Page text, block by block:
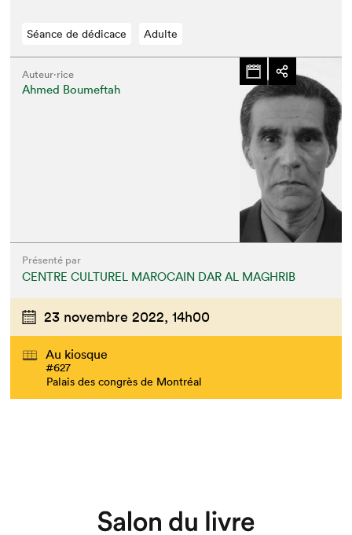
Séance de dédicace Adulte
Auteur·rice
Ahmed Boumeftah
Présenté par
CENTRE CULTUREL MAROCAIN DAR AL MAGHRIB
23 novembre 2022, 14h00
Au kiosque
#627
Palais des congrès de Montréal